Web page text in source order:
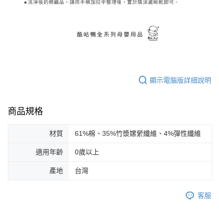
顯示電腦版詳細說明
商品規格
材質 61%棉、35%竹漿嫘縈纖維、4%彈性纖維
適用年齡 0歲以上
產地 台灣
客服